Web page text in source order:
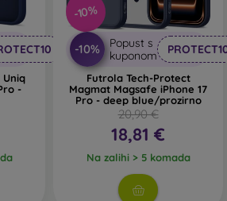
-
-10%
-10%
Popust s
kuponom
Futrola Tech-Protect
Magmat Magsafe iPhone 17
Pro - deep blue/prozirno
20,90 €
18,81 €
Na zalihi > 5 komada